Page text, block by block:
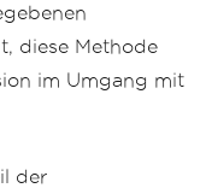
diese Methode
im Umgang mit
der